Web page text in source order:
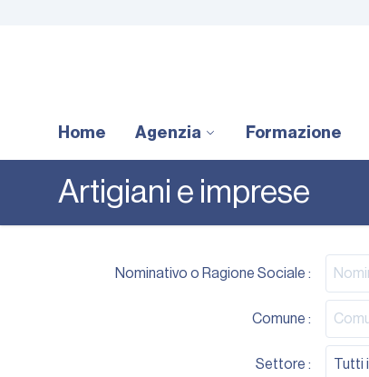
Home Agenzia Formazione
Artigiani e imprese
Nominativo o Ragione Sociale :
Comune :
Settore :